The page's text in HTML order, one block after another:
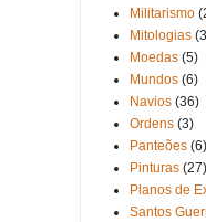
Militarismo
Mitologias
Moedas (5)
Mundos (6)
Navios (36)
Ordens (3)
Panteões (6)
Pinturas (27)
Planos de
Santos